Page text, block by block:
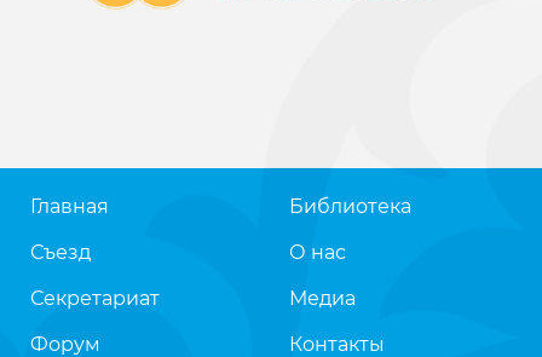
Главная
Съезд
Секретариат
Форум
Библиотека
О нас
Медиа
Контакты